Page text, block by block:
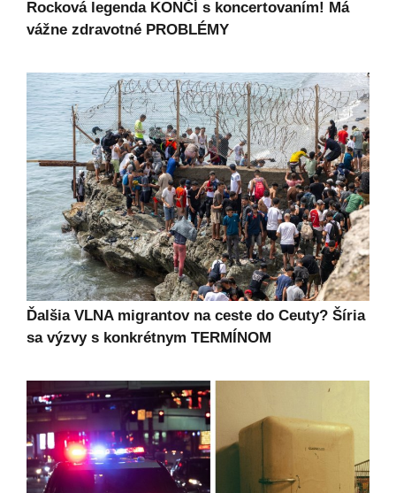
Rocková legenda KONČÍ s koncertovaním! Má
vážne zdravotné PROBLÉMY
Ďalšia VLNA migrantov na ceste do Ceuty? Šíria
sa výzvy s konkrétnym TERMÍNOM